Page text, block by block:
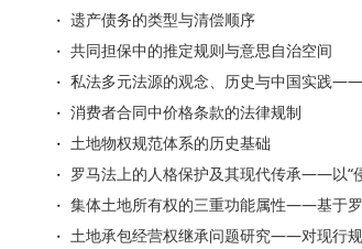
遗产债务的类型与清偿顺序
共同担保中的推定规则与意思自治空间
私法多元法源的观念、历史与中国实践
消费者合同中价格条款的法律规制
土地物权规范体系的历史基础
罗马法上的人格保护及其现代传承——以“
集体土地所有权的三重功能属性——基于
土地承包经营权继承问题研究——对现行